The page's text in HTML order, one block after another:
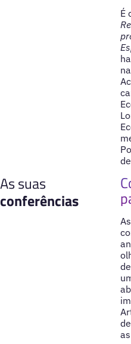
É
As suas
conferências